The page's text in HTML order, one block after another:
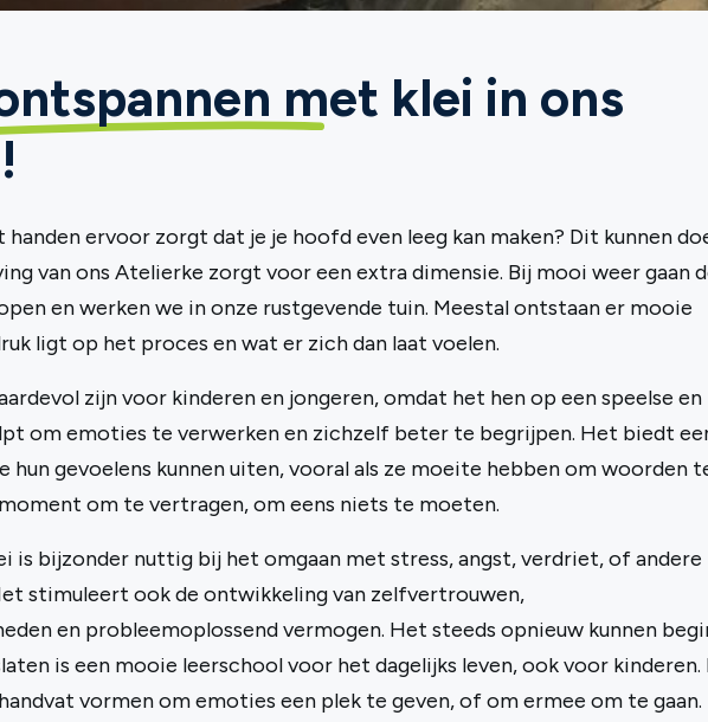
met klei in ons
ervoor zorgt dat je je hoofd even leeg kan maken? Dit kunnen
van ons Atelierke zorgt voor een extra dimensie. Bij mooi weer gaan
en werken we in onze rustgevende tuin. Meestal ontstaan er mooie
ligt op het proces en wat er zich dan laat voelen.
zijn voor kinderen en jongeren, omdat het hen op een speelse en
om emoties te verwerken en zichzelf beter te begrijpen. Het biedt
hun gevoelens kunnen uiten, vooral als ze moeite hebben om woorden
om te vertragen, om eens niets te moeten.
is bijzonder nuttig bij het omgaan met stress, angst, verdriet, of andere
stimuleert ook de ontwikkeling van zelfvertrouwen,
en probleemoplossend vermogen. Het steeds opnieuw kunnen
is een mooie leerschool voor het dagelijks leven, ook voor kinderen.
vormen om emoties een plek te geven, of om ermee om te gaan.